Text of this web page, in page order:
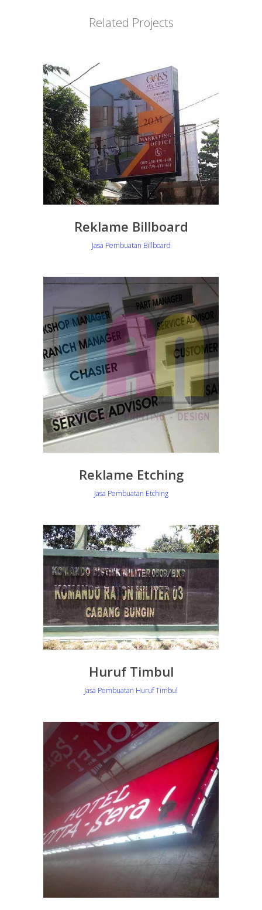
Related Projects
Reklame Billboard
Jasa Pembuatan Billboard
Reklame Etching
Jasa Pembuatan Etching
Huruf Timbul
Jasa Pembuatan Huruf Timbul